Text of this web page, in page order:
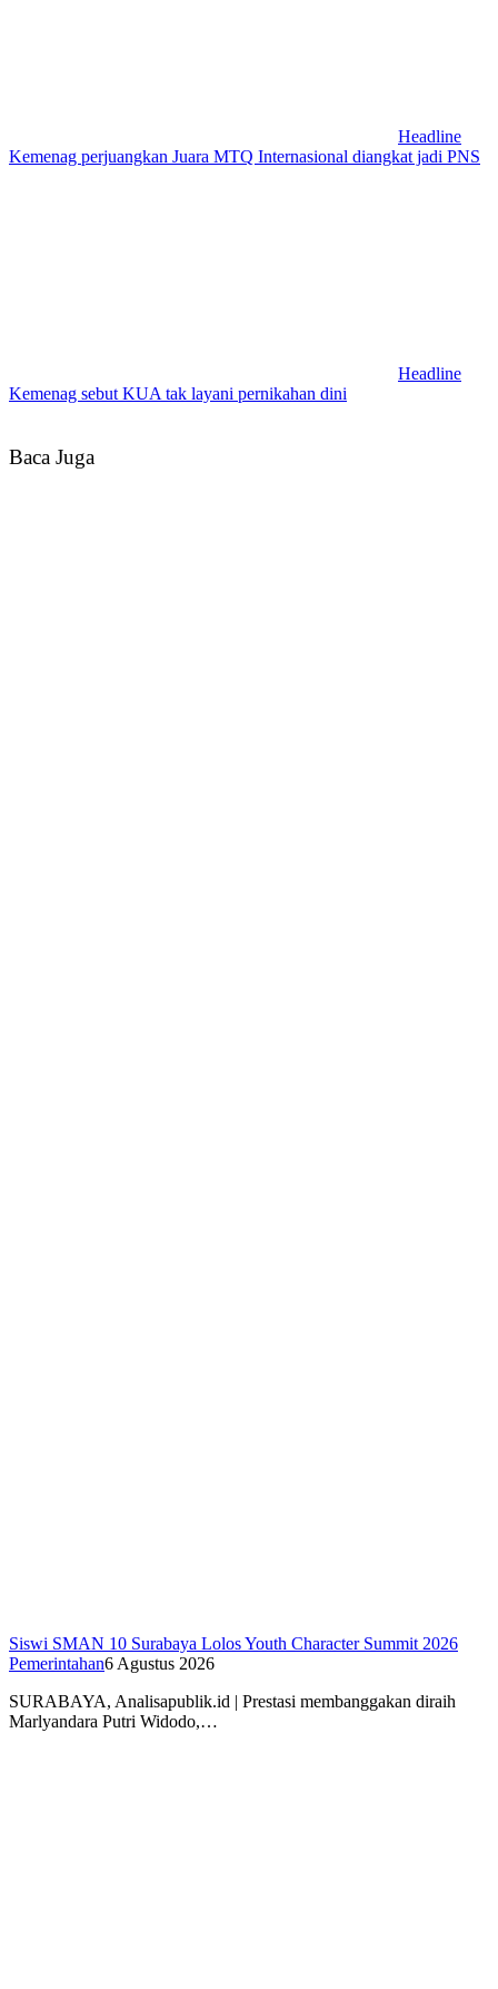
Headline
Kemenag perjuangkan Juara MTQ Internasional diangkat jadi PNS
Headline
Kemenag sebut KUA tak layani pernikahan dini
Baca Juga
Siswi SMAN 10 Surabaya Lolos Youth Character Summit 2026
Pemerintahan6 Agustus 2026
SURABAYA, Analisapublik.id | Prestasi membanggakan diraih
Marlyandara Putri Widodo,…